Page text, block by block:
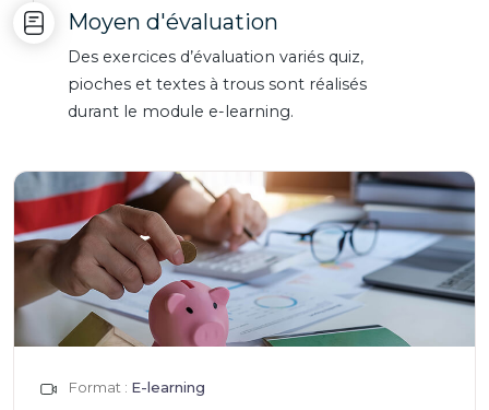
Moyen d'évaluation
Des exercices d’évaluation variés quiz,
pioches et textes à trous sont réalisés
durant le module e-learning.
Format : E-learning